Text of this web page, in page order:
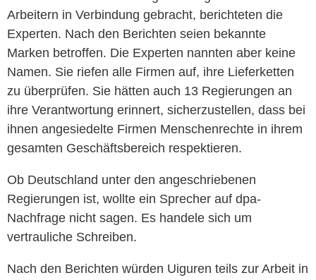
Arbeitern in Verbindung gebracht, berichteten die
Experten. Nach den Berichten seien bekannte
Marken betroffen. Die Experten nannten aber keine
Namen. Sie riefen alle Firmen auf, ihre Lieferketten
zu überprüfen. Sie hätten auch 13 Regierungen an
ihre Verantwortung erinnert, sicherzustellen, dass bei
ihnen angesiedelte Firmen Menschenrechte in ihrem
gesamten Geschäftsbereich respektieren.
Ob Deutschland unter den angeschriebenen
Regierungen ist, wollte ein Sprecher auf dpa-
Nachfrage nicht sagen. Es handele sich um
vertrauliche Schreiben.
Nach den Berichten würden Uiguren teils zur Arbeit in